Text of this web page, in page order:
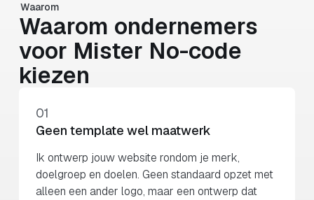
Waarom
Waarom ondernemers
voor Mister No-code
kiezen
01
Geen template wel maatwerk
Ik ontwerp jouw website rondom je merk,
doelgroep en doelen. Geen standaard opzet met
alleen een ander logo, maar een ontwerp dat